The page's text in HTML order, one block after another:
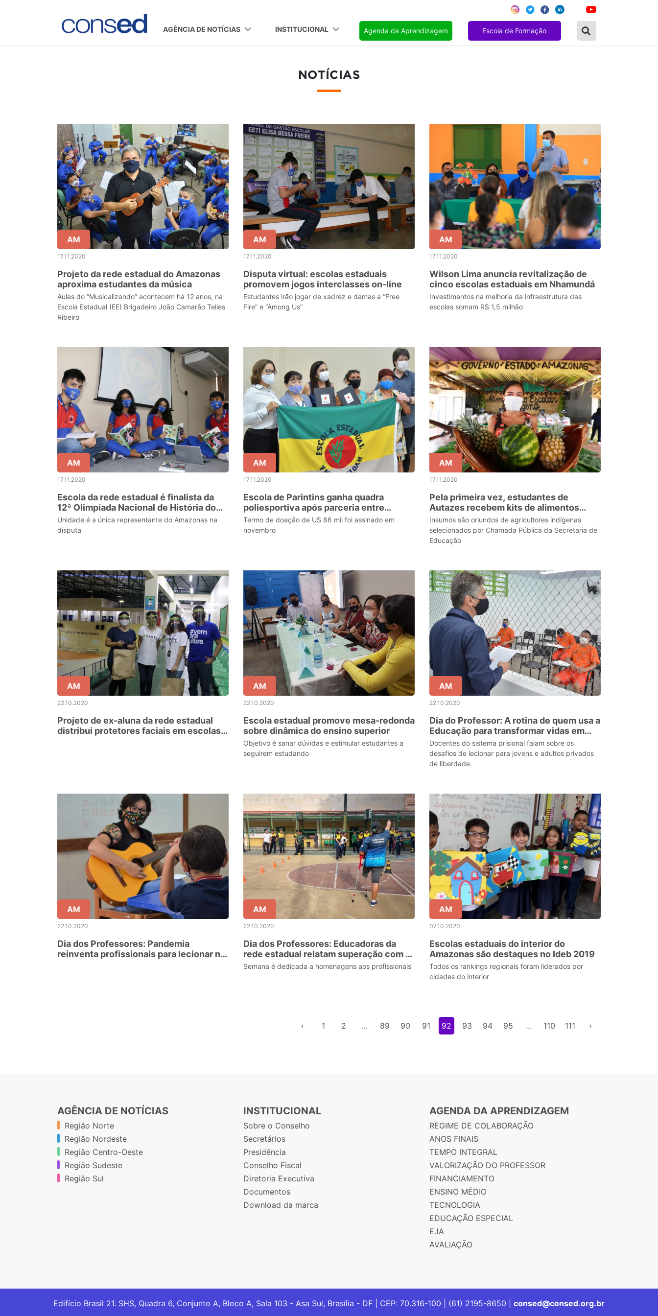
AGÊNCIA DE NOTÍCIAS INSTITUCIONAL Agenda da Aprendizagem Escola de Formação
NOTÍCIAS
AM
17.11.2020
Projeto da rede estadual do Amazonas
aproxima estudantes da música
Aulas do “Musicalizando” acontecem há 12 anos, na
Escola Estadual (EE) Brigadeiro João Camarão Telles
Ribeiro
AM
17.11.2020
Disputa virtual: escolas estaduais
promovem jogos interclasses on-line
Estudantes irão jogar de xadrez e damas a “Free
Fire” e “Among Us”
AM
17.11.2020
Wilson Lima anuncia revitalização de
cinco escolas estaduais em Nhamundá
Investimentos na melhoria da infraestrutura das
escolas somam R$ 1,5 milhão
AM
17.11.2020
Escola da rede estadual é finalista da
12ª Olimpíada Nacional de História do
Brasil
Unidade é a única representante do Amazonas na
disputa
AM
17.11.2020
Escola de Parintins ganha quadra
poliesportiva após parceria entre
Secretaria de Educação e Consulado-
Geral do Japão
Termo de doação de U$ 86 mil foi assinado em
novembro
AM
17.11.2020
Pela primeira vez, estudantes de
Autazes recebem kits de alimentos
tradicionalmente indígenas
Insumos são oriundos de agricultores indígenas
selecionados por Chamada Pública da Secretaria de
Educação
AM
22.10.2020
Projeto de ex-aluna da rede estadual
distribui protetores faciais em escolas
AM
22.10.2020
Escola estadual promove mesa-redonda
sobre dinâmica do ensino superior
Objetivo é sanar dúvidas e estimular estudantes a
seguirem estudando
AM
22.10.2020
Dia do Professor: A rotina de quem usa a
Educação para transformar vidas em
unidades prisionais do AM
Docentes do sistema prisional falam sobre os
desafios de lecionar para jovens e adultos privados
de liberdade
AM
22.10.2020
Dia dos Professores: Pandemia
reinventa profissionais para lecionar na
AM
22.10.2020
Dia dos Professores: Educadoras da
rede estadual relatam superação com a
profissão
Semana é dedicada a homenagens aos profissionais
AM
07.10.2020
Escolas estaduais do interior do
Amazonas são destaques no Ideb 2019
Todos os rankings regionais foram liderados por
cidades do interior
‹ 1 2 ... 89 90 91 92 93 94 95 ... 110 111 ›
AGÊNCIA DE NOTÍCIAS
Região Norte
Região Nordeste
Região Centro-Oeste
Região Sudeste
Região Sul
INSTITUCIONAL
Sobre o Conselho
Secretários
Presidência
Conselho Fiscal
Diretoria Executiva
Documentos
Download da marca
AGENDA DA APRENDIZAGEM
REGIME DE COLABORAÇÃO
ANOS FINAIS
TEMPO INTEGRAL
VALORIZAÇÃO DO PROFESSOR
FINANCIAMENTO
ENSINO MÉDIO
TECNOLOGIA
EDUCAÇÃO ESPECIAL
EJA
AVALIAÇÃO
Edifício Brasil 21. SHS, Quadra 6, Conjunto A, Bloco A, Sala 103 - Asa Sul, Brasília - DF | CEP: 70.316-100 | (61) 2195-8650 | consed@consed.org.br